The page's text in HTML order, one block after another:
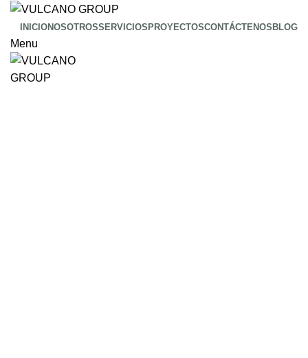
INICIONOSOTROSSERVICIOS PROYECTOSCONTÁCTENOS BLOG
Menu